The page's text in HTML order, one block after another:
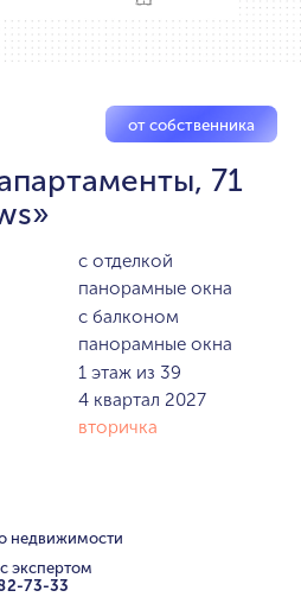
71
от собственника
1/2
с отделкой
панорамные окна
с балконом
панорамные окна
1 этаж из 39
4 квартал 2027
вторичка
недвижимости
экспертом
73-33